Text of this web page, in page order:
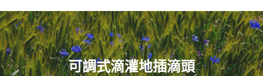
可調式滴灌地插滴頭